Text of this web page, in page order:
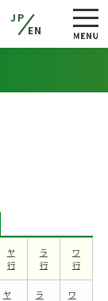
JP
EN
ヤ
行
ラ
行
ワ
行
ヤ ラ ワ